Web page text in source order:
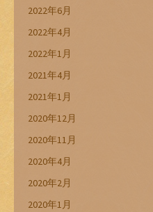
2022年6月
2022年4月
2022年1月
2021年4月
2021年1月
2020年12月
2020年11月
2020年4月
2020年2月
2020年1月